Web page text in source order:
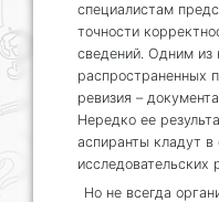
специалистам
точности
сведений. Одним из
распространенных
ревизия –
Нередко ее
аспиранты кладут в
исследовательских
Но не всегда